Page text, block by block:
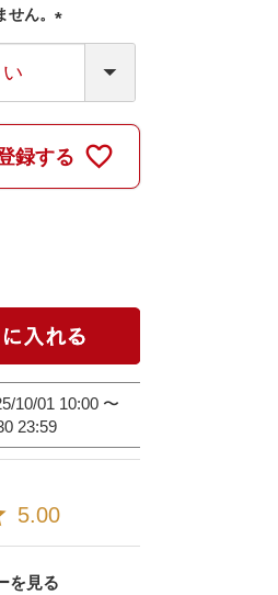
ん。
(
)
録する
10/01 10:00 〜
23:59
5.00
を見る